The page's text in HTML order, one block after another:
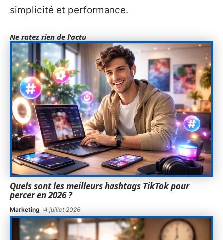
simplicité et performance.
Ne ratez rien de l'actu
Quels sont les meilleurs hashtags TikTok pour
percer en 2026 ?
Marketing 4 juillet 2026